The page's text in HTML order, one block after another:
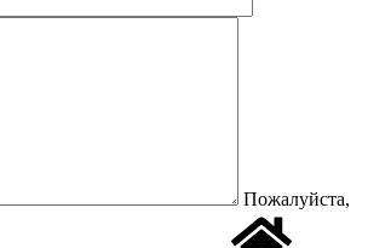
Пожалуйста,